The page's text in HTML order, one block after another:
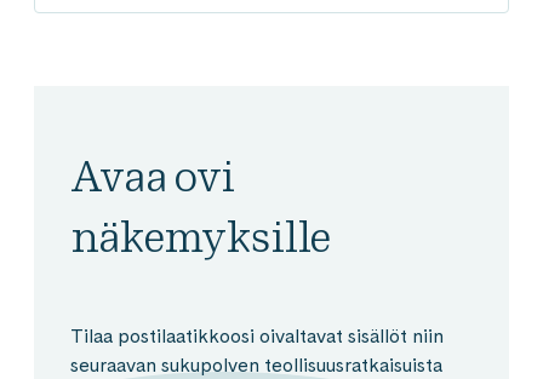
Avaa ovi
näkemyksille
Tilaa postilaatikkoosi oivaltavat sisällöt niin
seuraavan sukupolven teollisuusratkaisuista